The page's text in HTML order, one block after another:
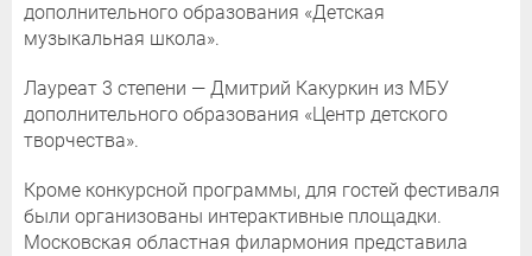
дополнительного образования «Детская
музыкальная школа».
Лауреат 3 степени — Дмитрий Какуркин из МБУ
дополнительного образования «Центр детского
творчества».
Кроме конкурсной программы, для гостей фестиваля
были организованы интерактивные площадки.
Московская областная филармония представила